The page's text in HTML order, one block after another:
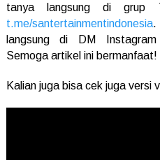
tanya langsung di grup
t.me/santertainmentindonesia.
langsung di DM
Semoga artikel ini bermanfaat!
Kalian juga bisa cek juga versi